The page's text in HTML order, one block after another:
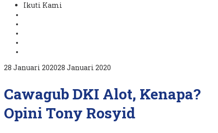
Ikuti Kami
28 Januari 202028 Januari 2020
Cawagub DKI Alot, Kenapa?
Opini Tony Rosyid